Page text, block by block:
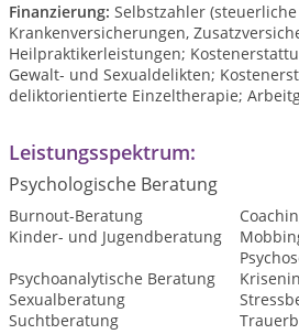
Finanzierung: Selbstzahler
Krankenversicherungen,
Heilpraktikerleistungen;
Gewalt- und Sexualdelikten;
deliktorientierte Einzeltherapie;
Leistungsspektrum:
Psychologische Beratung
Burnout-Beratung
Kinder- und Jugendberatung
Psychoanalytische Beratung
Sexualberatung
Suchtberatung